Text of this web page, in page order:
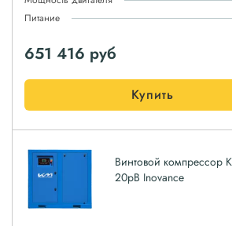
Питание
651 416 руб
Купить
Винтовой компрессор
20рВ Inovance